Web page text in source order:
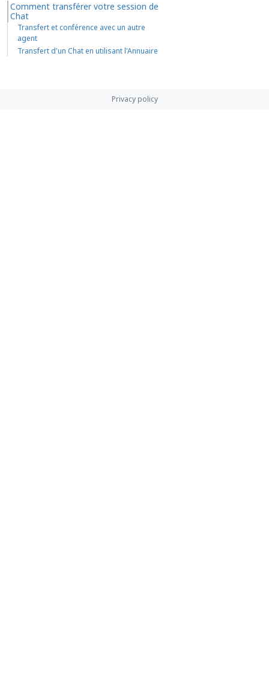
Comment transférer votre session de
Chat
Transfert et conférence avec un autre
agent
Transfert d'un Chat en utilisant l'Annuaire
Privacy policy